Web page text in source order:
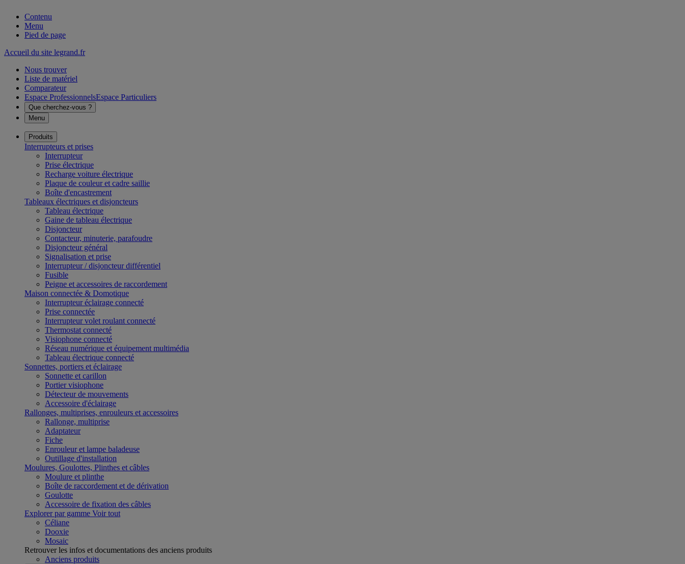
Contenu
Menu
Pied de page
Accueil du site legrand.fr
Nous trouver
Liste de matériel
Comparateur
Espace ProfessionnelsEspace Particuliers
Que cherchez-vous ?
Menu
Produits
Interrupteurs et prises
Interrupteur
Prise électrique
Recharge voiture électrique
Plaque de couleur et cadre saillie
Boîte d'encastrement
Tableaux électriques et disjoncteurs
Tableau électrique
Gaine de tableau électrique
Disjoncteur
Contacteur, minuterie, parafoudre
Disjoncteur général
Signalisation et prise
Interrupteur / disjoncteur différentiel
Fusible
Peigne et accessoires de raccordement
Maison connectée & Domotique
Interrupteur éclairage connecté
Prise connectée
Interrupteur volet roulant connecté
Thermostat connecté
Visiophone connecté
Réseau numérique et équipement multimédia
Tableau électrique connecté
Sonnettes, portiers et éclairage
Sonnette et carillon
Portier visiophone
Détecteur de mouvements
Accessoire d'éclairage
Rallonges, multiprises, enrouleurs et accessoires
Rallonge, multiprise
Adaptateur
Fiche
Enrouleur et lampe baladeuse
Outillage d'installation
Moulures, Goulottes, Plinthes et câbles
Moulure et plinthe
Boîte de raccordement et de dérivation
Goulotte
Accessoire de fixation des câbles
Explorer par gamme Voir tout
Céliane
Dooxie
Mosaic
Retrouver les infos et documentations des anciens produits
Anciens produits